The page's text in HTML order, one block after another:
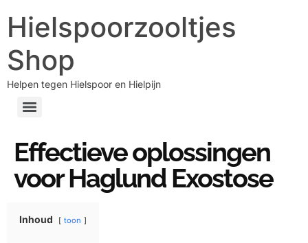
Hielspoorzooltjes
Shop
Helpen tegen Hielspoor en Hielpijn
Effectieve oplossingen
voor Haglund Exostose
Inhoud toon